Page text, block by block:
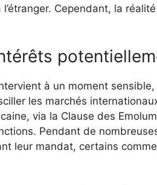
Cependant, la
à un moment
les marchés
via la Clause des
Pendant de
leur mandat, certains